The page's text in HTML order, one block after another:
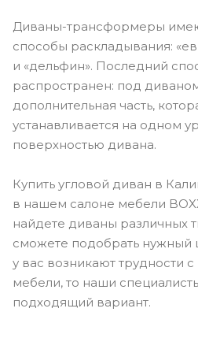
Диваны-трансформеры
способы раскладывания:
и «дельфин». Последний
распространен: под
дополнительная часть,
устанавливается на одном
поверхностью дивана.
Купить угловой диван в
в нашем салоне мебели
найдете диваны различных
сможете подобрать нужный
у вас возникают трудности
мебели, то наши
подходящий вариант.